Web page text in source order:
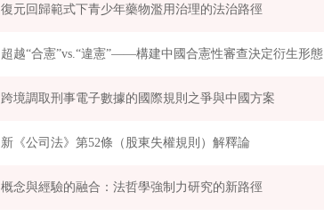
復元回歸範式下青少年藥物濫用治理的法治路徑
超越“合憲”vs.“違憲”——構建中國合憲性審查決定衍生形態
跨境調取刑事電子數據的國際規則之爭與中國方案
新《公司法》第52條（股東失權規則）解釋論
概念與經驗的融合：法哲學強制力研究的新路徑